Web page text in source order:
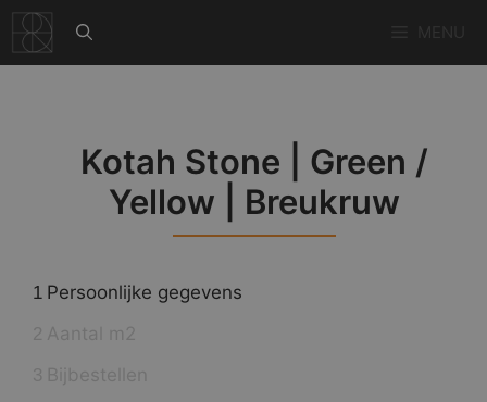
naar
de
Kotah Stone | Green /
Yellow | Breukruw
1 Persoonlijke gegevens